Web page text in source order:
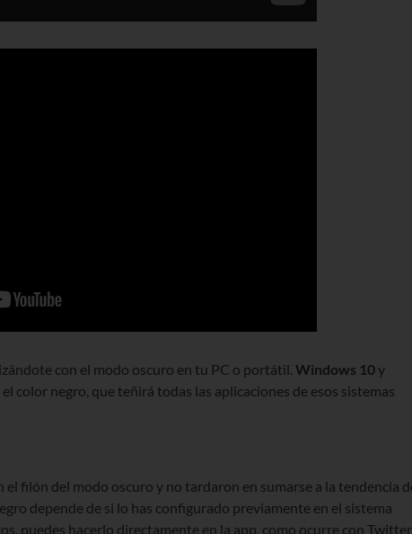
con el modo oscuro en tu PC o portátil. Windows 10y
color negro, que teñirá todas las aplicaciones de esos sistemas
el filón del modo oscuro y no tardaron en sumarse a la tendencia
depende de si lo has configurado previamente en el sistema
puedes hacerlo directamente en la app, como ocurre con